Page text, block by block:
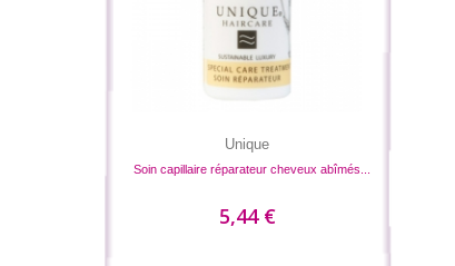
Unique
Soin capillaire réparateur cheveux abîmés...
5,44 €